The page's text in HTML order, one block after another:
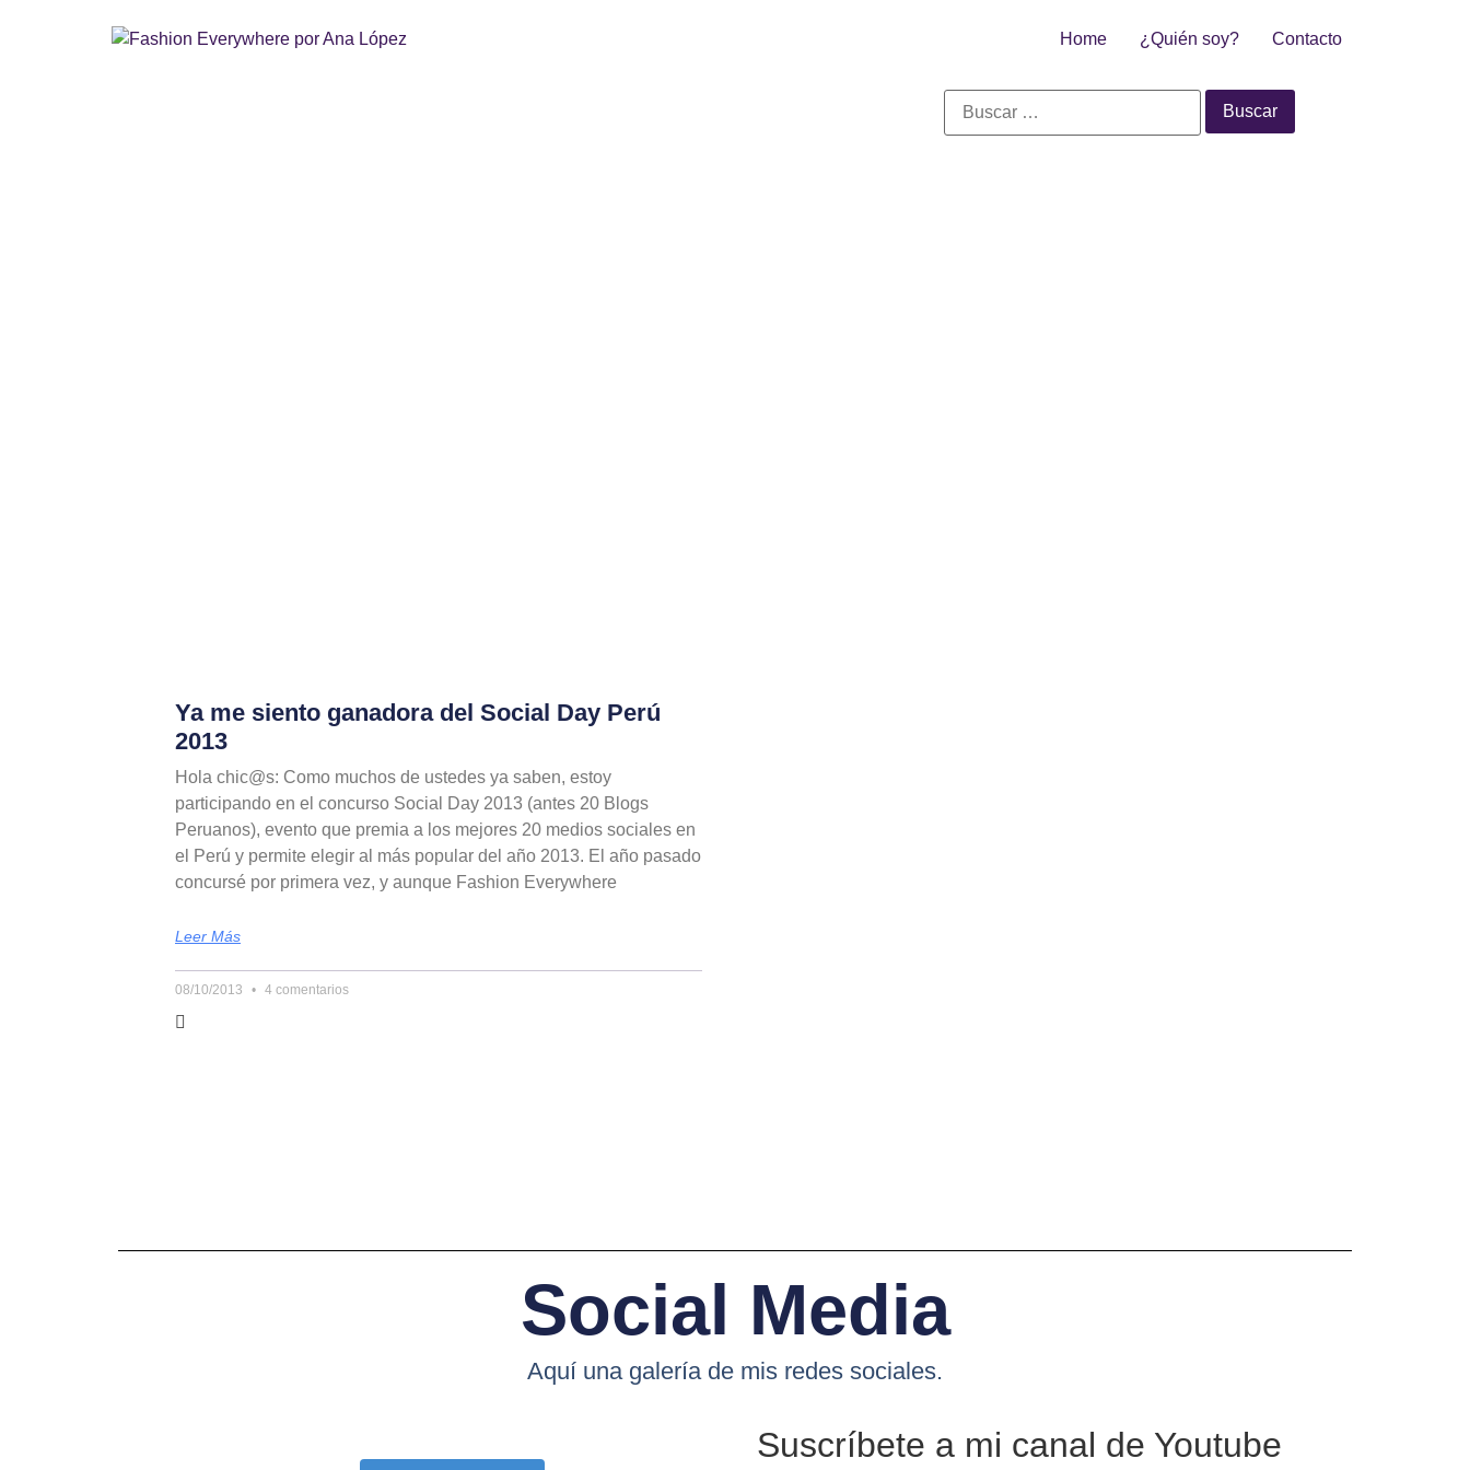
Home ¿Quién soy? Contacto
Ya me siento ganadora del Social Day Perú
2013
Hola chic@s: Como muchos de ustedes ya saben, estoy
participando en el concurso Social Day 2013 (antes 20 Blogs
Peruanos), evento que premia a los mejores 20 medios sociales en
el Perú y permite elegir al más popular del año 2013. El año pasado
concursé por primera vez, y aunque Fashion Everywhere
Leer Más
08/10/2013 4 comentarios
Social Media
Aquí una galería de mis redes sociales.
Suscríbete a mi canal de Youtube